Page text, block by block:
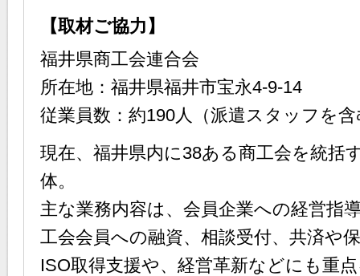
【取材ご協力】
福井県商工会連合会
所在地：福井県福井市宝永4-9-14
従業員数：約190人（派遣スタッフを
現在、福井県内に38ある商工会を統括
体。
主な業務内容は、会員企業への経営指
工会会員への融資、相談受付、共済や
ISO取得支援や、経営革新などにも重